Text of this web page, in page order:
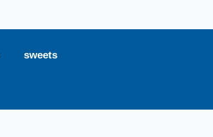
sweets